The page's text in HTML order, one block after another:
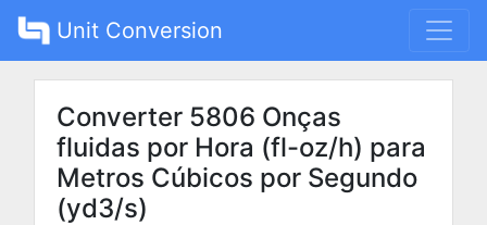
Unit Conversion
Converter 5806 Onças
fluidas por Hora (fl-oz/h) para
Metros Cúbicos por Segundo
(yd3/s)